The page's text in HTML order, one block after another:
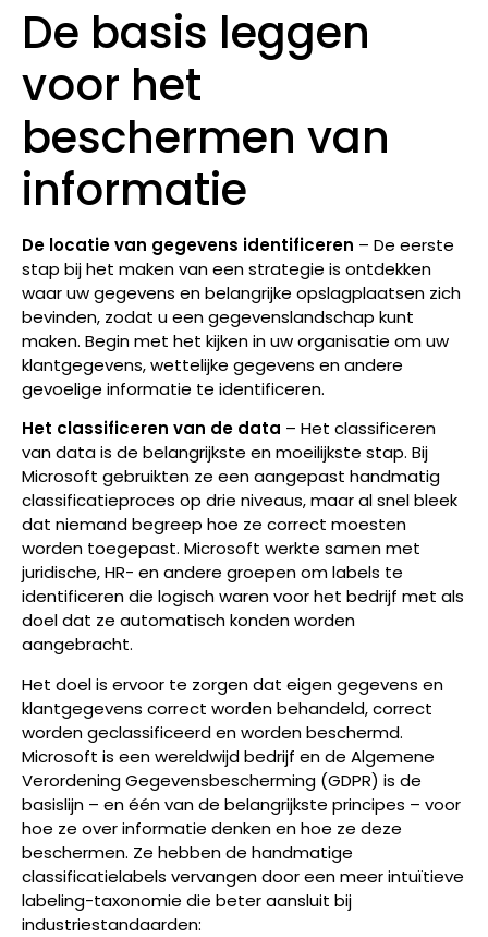
De basis leggen
voor het
beschermen van
informatie
De locatie van gegevens identificeren – De eerste
stap bij het maken van een strategie is ontdekken
waar uw gegevens en belangrijke opslagplaatsen zich
bevinden, zodat u een gegevenslandschap kunt
maken. Begin met het kijken in uw organisatie om uw
klantgegevens, wettelijke gegevens en andere
gevoelige informatie te identificeren.
Het classificeren van de data – Het classificeren
van data is de belangrijkste en moeilijkste stap. Bij
Microsoft gebruikten ze een aangepast handmatig
classificatieproces op drie niveaus, maar al snel bleek
dat niemand begreep hoe ze correct moesten
worden toegepast. Microsoft werkte samen met
juridische, HR- en andere groepen om labels te
identificeren die logisch waren voor het bedrijf met als
doel dat ze automatisch konden worden
aangebracht.
Het doel is ervoor te zorgen dat eigen gegevens en
klantgegevens correct worden behandeld, correct
worden geclassificeerd en worden beschermd.
Microsoft is een wereldwijd bedrijf en de Algemene
Verordening Gegevensbescherming (GDPR) is de
basislijn – en één van de belangrijkste principes – voor
hoe ze over informatie denken en hoe ze deze
beschermen. Ze hebben de handmatige
classificatielabels vervangen door een meer intuïtieve
labeling-taxonomie die beter aansluit bij
industriestandaarden: